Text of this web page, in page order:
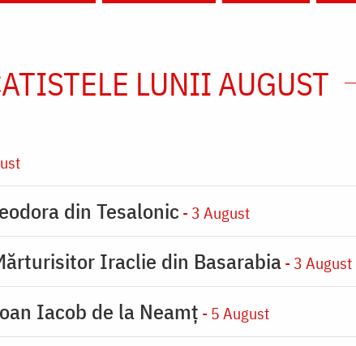
LUNII AUGUST
din Tesalonic - 3 August
Iraclie din Basarabia- 3 August
Iacob de la Neamț - 5 August